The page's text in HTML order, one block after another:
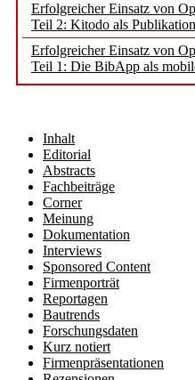
Erfolgreicher Einsatz von
Teil 2: Kitodo als
Erfolgreicher Einsatz von
Teil 1: Die BibApp als
Inhalt
Editorial
Abstracts
Fachbeiträge
Corner
Meinung
Dokumentation
Interviews
Sponsored Content
Firmenporträt
Reportagen
Bautrends
Forschungsdaten
Kurz notiert
Firmenpräsentationen